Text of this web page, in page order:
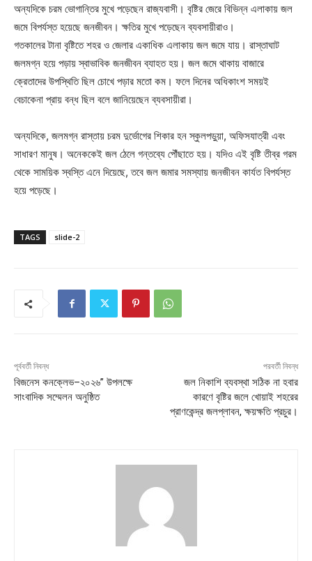
অন্যদিকে চরম ভোগান্তির মুখে পড়েছেন রাজ্যবাসী। বৃষ্টির জেরে বিভিন্ন এলাকায় জল
জমে বিপর্যস্ত হয়েছে জনজীবন। ক্ষতির মুখে পড়েছেন ব্যবসায়ীরাও।
গতকালের টানা বৃষ্টিতে শহর ও জেলার একাধিক এলাকায় জল জমে যায়। রাস্তাঘাট
জলমগ্ন হয়ে পড়ায় স্বাভাবিক জনজীবন ব্যাহত হয়। জল জমে থাকায় বাজারে
ক্রেতাদের উপস্থিতি ছিল চোখে পড়ার মতো কম। ফলে দিনের অধিকাংশ সময়ই
বেচাকেনা প্রায় বন্ধ ছিল বলে জানিয়েছেন ব্যবসায়ীরা।
অন্যদিকে, জলমগ্ন রাস্তায় চরম দুর্ভোগের শিকার হন স্কুলপড়ুয়া, অফিসযাত্রী এবং
সাধারণ মানুষ। অনেককেই জল ঠেলে গন্তব্যে পৌঁছাতে হয়। যদিও এই বৃষ্টি তীব্র গরম
থেকে সাময়িক স্বস্তি এনে দিয়েছে, তবে জল জমার সমস্যায় জনজীবন কার্যত বিপর্যস্ত
হয়ে পড়েছে।
TAGS slide-2
পূর্ববর্তী নিবন্ধ
বিজনেস কনক্লেভ–২০২৬” উপলক্ষে
সাংবাদিক সম্মেলন অনুষ্ঠিত
পরবর্তী নিবন্ধ
জল নিকাশি ব্যবস্থা সঠিক না হবার
কারণে বৃষ্টির জলে খোয়াই শহরের
প্রাণকেন্দ্র জলপ্লাবন, ক্ষয়ক্ষতি প্রচুর।